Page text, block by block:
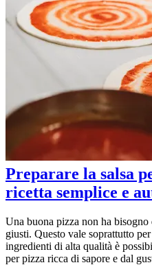
Preparare la salsa
ricetta semplice e
Una buona pizza non ha
giusti. Questo vale soprattutto
ingredienti di alta qualità è
per pizza ricca di sapore e dal